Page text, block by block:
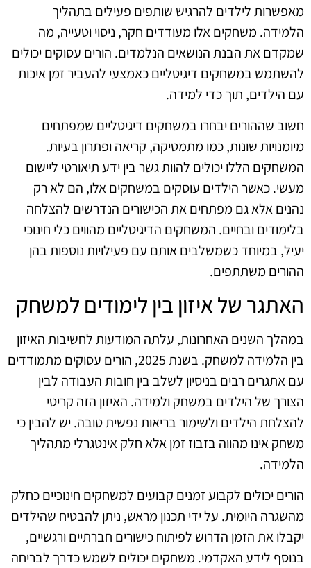
מאפשרות לילדים להרגיש שותפים פעילים בתהליך
הלמידה. משחקים אלו מעודדים חקר, ניסוי וטעייה, מה
שמקדם את הבנת הנושאים הנלמדים. הורים עסוקים יכולים
להשתמש במשחקים דיגיטליים כאמצעי להעביר זמן איכות
עם הילדים, תוך כדי למידה.
חשוב שההורים יבחרו במשחקים דיגיטליים שמפתחים
מיומנויות שונות, כמו מתמטיקה, קריאה ופתרון בעיות.
המשחקים הללו יכולים להוות גשר בין ידע תיאורטי ליישום
מעשי. כאשר הילדים עוסקים במשחקים אלו, הם לא רק
נהנים אלא גם מפתחים את הכישורים הנדרשים להצלחה
בלימודים ובחיים. המשחקים הדיגיטליים מהווים כלי חינוכי
יעיל, במיוחד כשמשלבים אותם עם פעילויות נוספות בהן
ההורים משתתפים.
האתגר של איזון בין לימודים למשחק
במהלך השנים האחרונות, עלתה המודעות לחשיבות האיזון
בין הלמידה למשחק. בשנת 2025, הורים עסוקים מתמודדים
עם אתגרים רבים בניסיון לשלב בין חובות העבודה לבין
הצורך של הילדים במשחק ולמידה. האיזון הזה קריטי
להצלחת הילדים ולשימור בריאות נפשית טובה. יש להבין כי
משחק אינו מהווה בזבוז זמן אלא חלק אינטגרלי מתהליך
הלמידה.
הורים יכולים לקבוע זמנים קבועים למשחקים חינוכיים כחלק
מהשגרה היומית. על ידי תכנון מראש, ניתן להבטיח שהילדים
יקבלו את הזמן הדרוש לפיתוח כישורים חברתיים ורגשיים,
בנוסף לידע האקדמי. משחקים יכולים לשמש כדרך לבריחה